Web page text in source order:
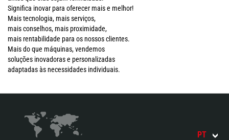
Significa inovar para oferecer mais e melhor!
Mais tecnologia, mais serviços,
mais conselhos, mais proximidade,
mais rentabilidade para os nossos clientes.
Mais do que máquinas, vendemos
soluções inovadoras e personalizadas
adaptadas às necessidades individuais.
PT